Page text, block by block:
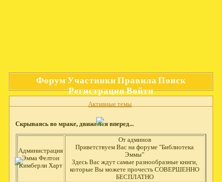
Форум Участники Правила Поиск
РегистрацияВойти
Активные темы
Скрываясь во мраке, движемся вперед...
Администрация
Эмма Фелтон
Кимберли Харт
От админов
Приветствуем Вас на форуме "Библиотека
Эммы"
Здесь Вас ждут самые разнообразные книги,
которые Вы можете прочесть СОВЕРШЕННО
БЕСПЛАТНО